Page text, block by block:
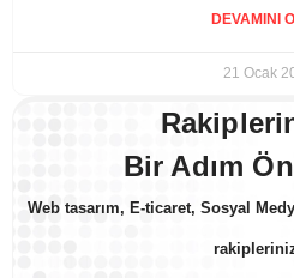
DEVAMINI
21 Ocak
Bir Adım
Web tasarım, E-ticaret, Sosyal